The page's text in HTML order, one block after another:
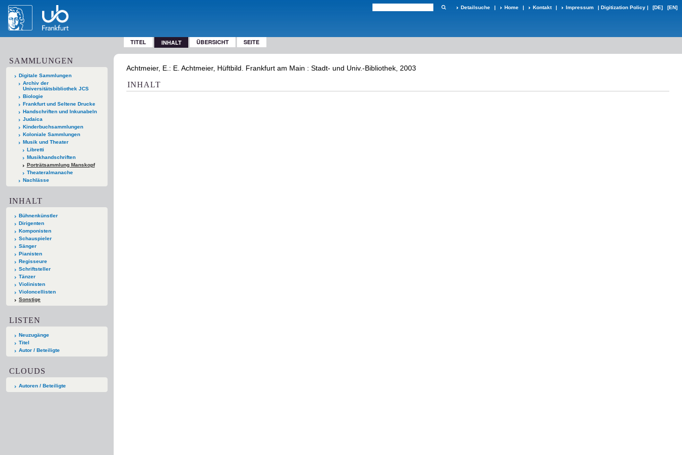
Detailsuche | Home | Kontakt | Impressum | Digitization Policy | [DE] [EN]
TITEL INHALT ÜBERSICHT SEITE
SAMMLUNGEN
Digitale Sammlungen
Archiv der
Universitätsbibliothek JCS
Biologie
Frankfurt und Seltene Drucke
Handschriften und Inkunabeln
Judaica
Kinderbuchsammlungen
Koloniale Sammlungen
Musik und Theater
Libretti
Musikhandschriften
Porträtsammlung Manskopf
Theateralmanache
Nachlässe
INHALT
Bühnenkünstler
Dirigenten
Komponisten
Schauspieler
Sänger
Pianisten
Regisseure
Schriftsteller
Tänzer
Violinisten
Violoncellisten
Sonstige
LISTEN
Neuzugänge
Titel
Autor / Beteiligte
CLOUDS
Autoren / Beteiligte
Achtmeier, E.: E. Achtmeier, Hüftbild. Frankfurt am Main : Stadt- und Univ.-Bibliothek, 2003
INHALT